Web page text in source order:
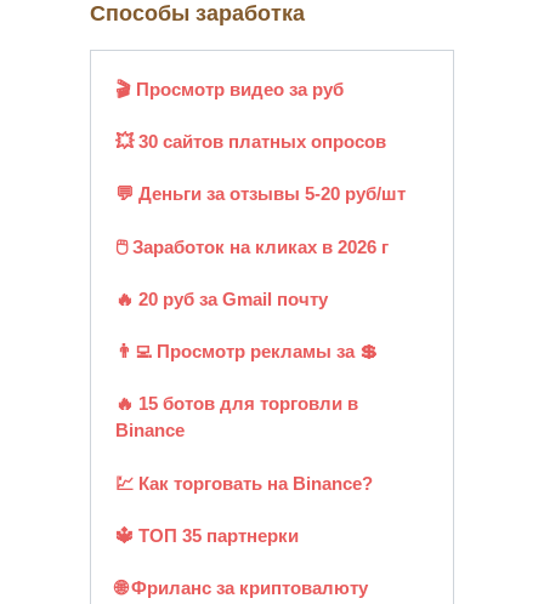
Способы заработка
🎬 Просмотр видео за руб
💥 30 сайтов платных опросов
💬 Деньги за отзывы 5-20 руб/шт
🖱️ Заработок на кликах в 2026 г
🔥 20 руб за Gmail почту
👨‍💻 Просмотр рекламы за 💲
🔥 15 ботов для торговли в
Binance
💹 Как торговать на Binance?
🔱 ТОП 35 партнерки
🌐 Фриланс за криптовалюту